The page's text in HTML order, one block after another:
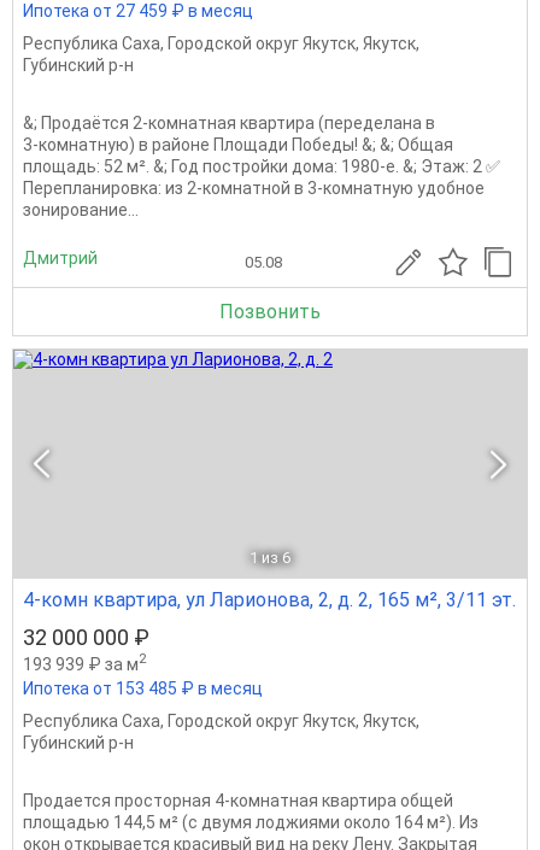
Ипотека от 27 459 ₽ в месяц
Республика Саха, Городской округ Якутск, Якутск,
Губинский р-н
&; Продаётся 2‑комнатная квартира (переделана в
3‑комнатную) в районе Площади Победы! &; &; Общая
площадь: 52 м². &; Год постройки дома: 1980‑е. &; Этаж: 2 ✅
Перепланировка: из 2‑комнатной в 3‑комнатную удобное
зонирование...
Дмитрий 05.08
Позвонить
1 из 6
4-комн квартира, ул Ларионова, 2, д. 2, 165 м², 3/11 эт.
32 000 000 ₽
193 939 ₽ за м2
Ипотека от 153 485 ₽ в месяц
Республика Саха, Городской округ Якутск, Якутск,
Губинский р-н
Продается просторная 4-комнатная квартира общей
площадью 144,5 м² (с двумя лоджиями около 164 м²). Из
окон открывается красивый вид на реку Лену. Закрытая